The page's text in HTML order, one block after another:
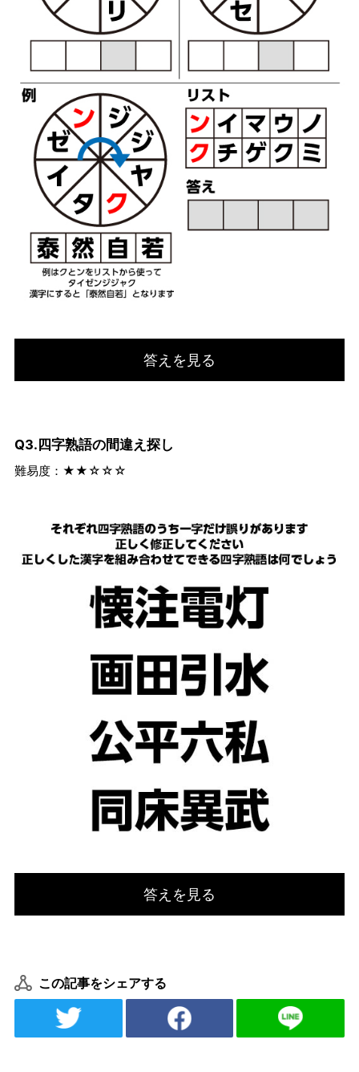
答えを見る
Q3.四字熟語の間違え探し
難易度：★★☆☆☆
答えを見る
この記事をシェアする